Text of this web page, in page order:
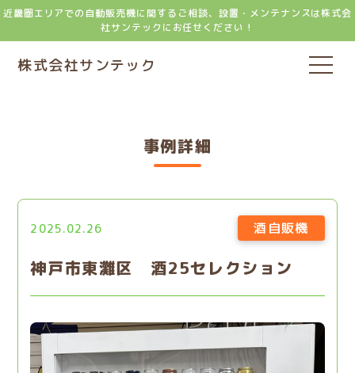
近畿圏エリアでの自動販売機に関するご相談、設置・メンテナンスは株式会
社サンテックにお任せください！
株式会社サンテック
事例詳細
2025.02.26 酒自販機
神戸市東灘区 酒25セレクション